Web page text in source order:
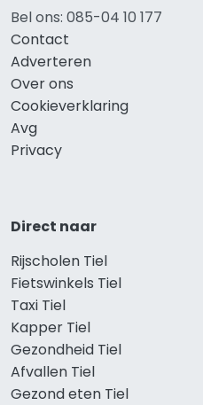
Bel ons: 085-04 10 177
Contact
Adverteren
Over ons
Cookieverklaring
Avg
Privacy
Direct naar
Rijscholen Tiel
Fietswinkels Tiel
Taxi Tiel
Kapper Tiel
Gezondheid Tiel
Afvallen Tiel
Gezond eten Tiel